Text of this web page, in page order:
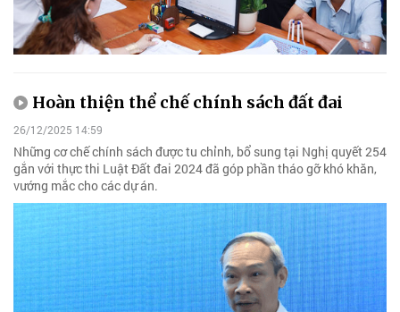
Hoàn thiện thể chế chính sách đất đai
26/12/2025 14:59
Những cơ chế chính sách được tu chỉnh, bổ sung tại Nghị quyết 254
gắn với thực thi Luật Đất đai 2024 đã góp phần tháo gỡ khó khăn,
vướng mắc cho các dự án.